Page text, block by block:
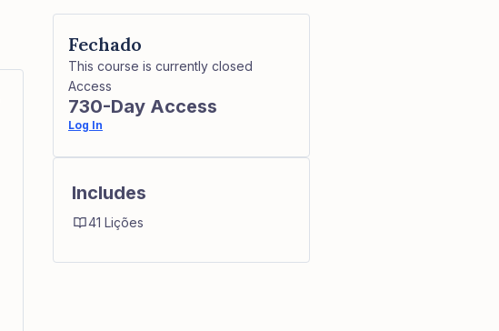
Fechado
This course is currently closed
Access
730-Day Access
Log In
Includes
41 Lições